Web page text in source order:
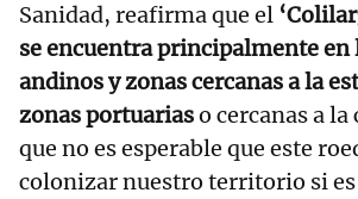
Sanidad, reafirma que el
se encuentra principalmente en
andinos y zonas cercanas a la
zonas portuariaso cercanas a
que no es esperable que este
colonizar nuestro territorio si